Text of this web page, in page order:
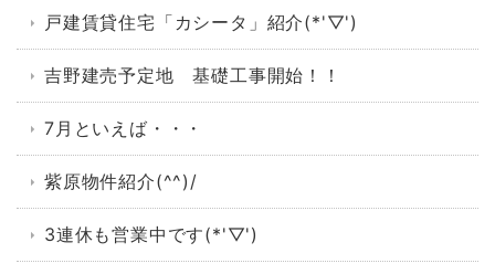
戸建賃貸住宅「カシータ」紹介(*'▽')
吉野建売予定地 基礎工事開始！！
7月といえば・・・
紫原物件紹介(^^)/
3連休も営業中です(*'▽')